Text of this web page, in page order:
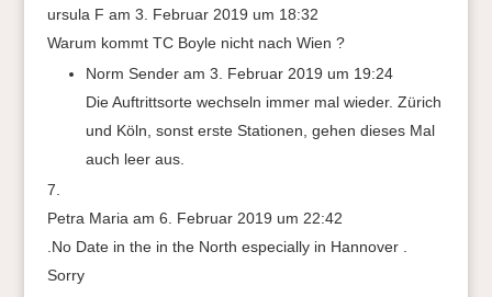
ursula F am 3. Februar 2019 um 18:32
Warum kommt TC Boyle nicht nach Wien ?
Norm Sender am 3. Februar 2019 um 19:24
Die Auftrittsorte wechseln immer mal wieder. Zürich
und Köln, sonst erste Stationen, gehen dieses Mal
auch leer aus.
Petra Maria am 6. Februar 2019 um 22:42
.No Date in the in the North especially in Hannover .
Sorry